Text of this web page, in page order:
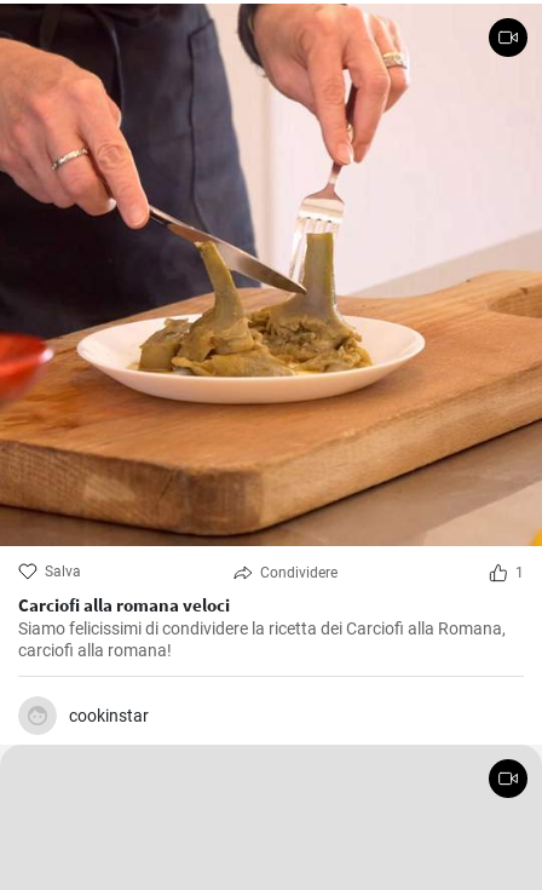
Salva Condividere 1
Carciofi alla romana veloci
Siamo felicissimi di condividere la ricetta dei Carciofi alla Romana,
carciofi alla romana!
cookinstar